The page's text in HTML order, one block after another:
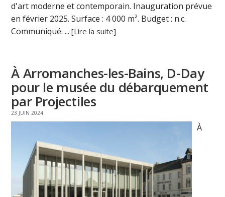
d'art moderne et contemporain. Inauguration prévue
en février 2025. Surface : 4 000 m². Budget : n.c.
Communiqué. ...[Lire la suite]
À Arromanches-les-Bains, D-Day
pour le musée du débarquement
par Projectiles
23 JUIN 2024
À